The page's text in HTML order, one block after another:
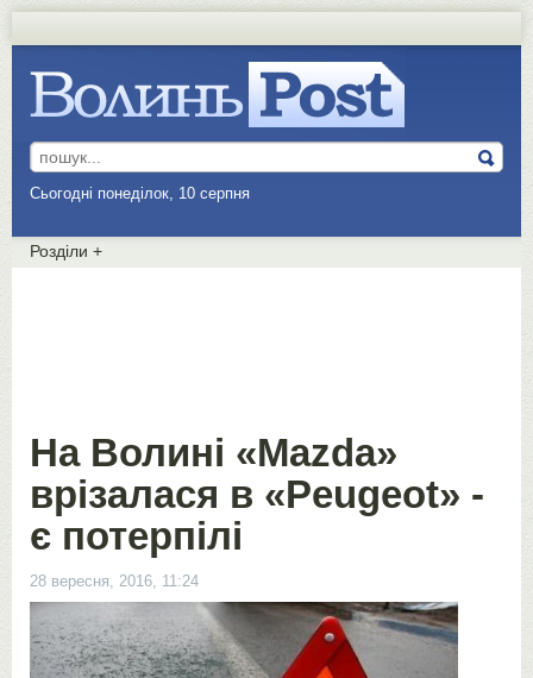
Сьогодні понеділок, 10 серпня
Розділи +
На Волині «Mazda»
врізалася в «Peugeot» -
є потерпілі
28 вересня, 2016, 11:24